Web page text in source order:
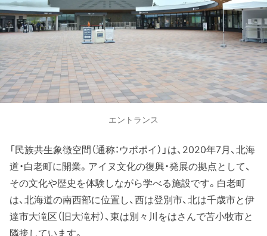
エントランス
「民族共生象徴空間（通称：ウポポイ）」は、2020年7月、北海
道・白老町に開業。アイヌ文化の復興・発展の拠点として、
その文化や歴史を体験しながら学べる施設です。白老町
は、北海道の南西部に位置し、西は登別市、北は千歳市と伊
達市大滝区（旧大滝村）、東は別々川をはさんで苫小牧市と
隣接しています。